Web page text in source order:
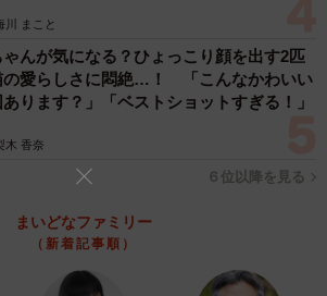
川 まこと
んが気になる？ひょっこり顔を出す2匹
の愛らしさに悶絶…！ 「こんなかわいい
ります？」「ベストショットすぎる！」
木 香奈
６位以降を見る
まいどなファミリー
（新着記事順）